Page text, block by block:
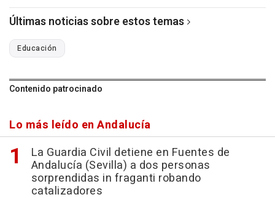
Últimas noticias sobre estos temas
Educación
Contenido patrocinado
Lo más leído en Andalucía
La Guardia Civil detiene en Fuentes de
Andalucía (Sevilla) a dos personas
sorprendidas in fraganti robando
catalizadores